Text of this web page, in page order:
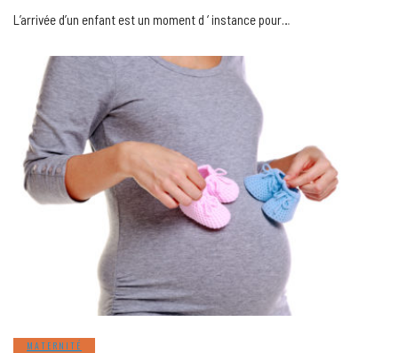
L’arrivée d’un enfant est un moment d ‘ instance pour…
MATERNITÉ